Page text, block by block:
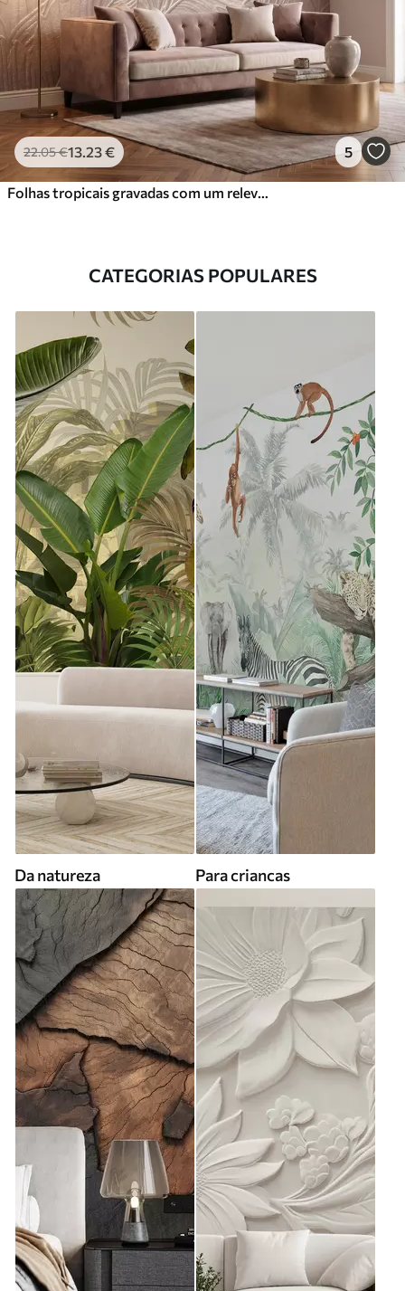
22.05€13.23€ 5
Folhas tropicais gravadas com um relevo delicado em tons quentes de bege
CATEGORIAS POPULARES
Da natureza Para criancas